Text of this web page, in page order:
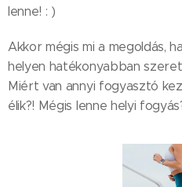
lenne! : )
Akkor mégis mi a megoldás,
helyen hatékonyabban
Miért van annyi fogyasztó
élik?! Mégis lenne helyi